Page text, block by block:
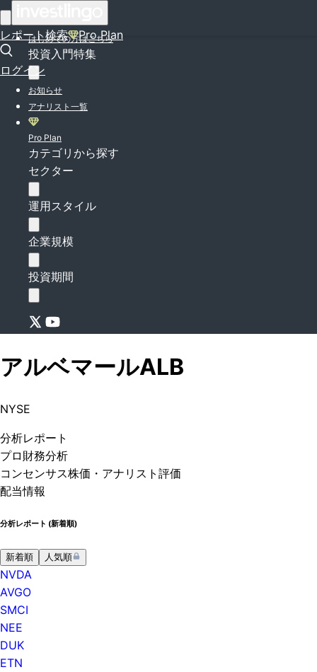
レポート検索 Pro Plan
ログイン
はじめての方はこちら
投資入門特集
お知らせ
アナリスト一覧
Pro Plan
カテゴリから探す
セクター
運用スタイル
企業規模
投資期間
アルベマールALB
NYSE
分析レポート
プロ 財務分析
コンセンサス株価 ・アナリスト評価
配当情報
分析レポート (新着順)
新着順 人気順
NVDA
AVGO
SMCI
NEE
DUK
ETN